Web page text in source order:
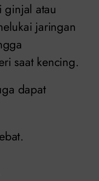
ginjal atau
jaringan
saat kencing.
dapat